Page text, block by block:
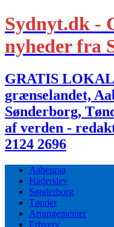
Sydnyt.dk -
nyheder fra
GRATIS
grænselandet,
Sønderborg,
af verden -
2124 2696
Aabenraa
Haderslev
Sønderborg
Tønder
Arrangementer
Erhverv